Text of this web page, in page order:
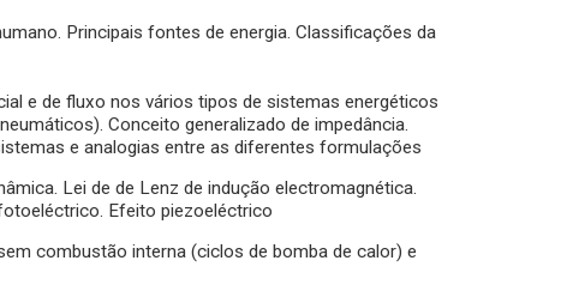
Principais fontes de energia. Classificações da
e de fluxo nos vários tipos de sistemas energéticos
Conceito generalizado de impedância.
e analogias entre as diferentes formulações
Lei de de Lenz de indução electromagnética.
Efeito piezoeléctrico
combustão interna (ciclos de bomba de calor) e